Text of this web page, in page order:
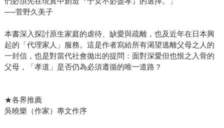
──菅野久美子
本書深入探討原生家庭的虐待、缺愛與疏離，也及近年在日本興
起的「代理家人」服務。這是作者寫給所有渴望逃離父母之人的
一封信，也是對當代社會拋出的提問：面對深愛但也恨之入骨的
父母，「孝道」是否仍為必須遵循的唯一道路？
★各界推薦
吳曉樂（作家）專文作序